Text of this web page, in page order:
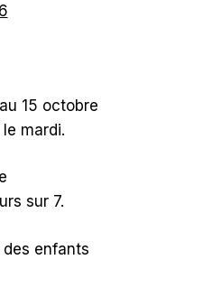
15 octobre
mardi.
sur 7.
enfants